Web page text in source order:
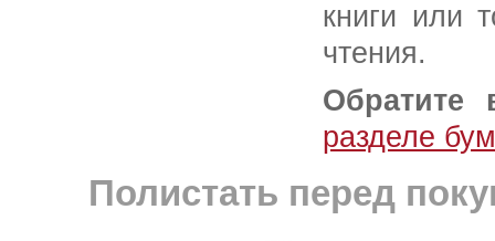
книги или
чтения.
Обратите
разделе
Полистать перед